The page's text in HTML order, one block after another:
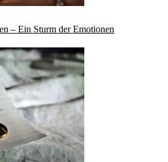
– Ein Sturm der Emotionen